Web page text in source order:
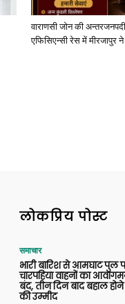
वाराणसी जोन की
एफिसिएन्सी रेस में मीरजापुर ने
लोकप्रिय पोस्ट
समाचार
भारी बारिश से आमघाट पुल
चारपहिया वाहनों का
बंद, तीन दिन बाद बहाल होने
की उम्मीद